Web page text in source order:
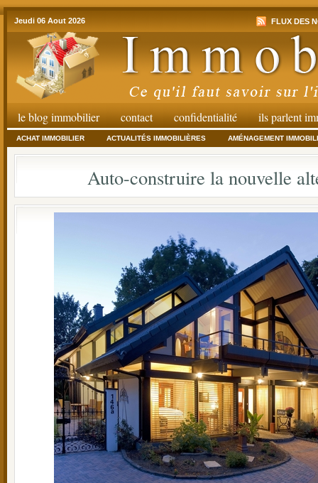
Jeudi 06 Aout 2026 FLUX DES
le blog immobilier contact confidentialité ils parlent
ACHAT IMMOBILIER ACTUALITÉS IMMOBILIÈRES AMÉNAGEMENT
Auto-construire la nouvelle